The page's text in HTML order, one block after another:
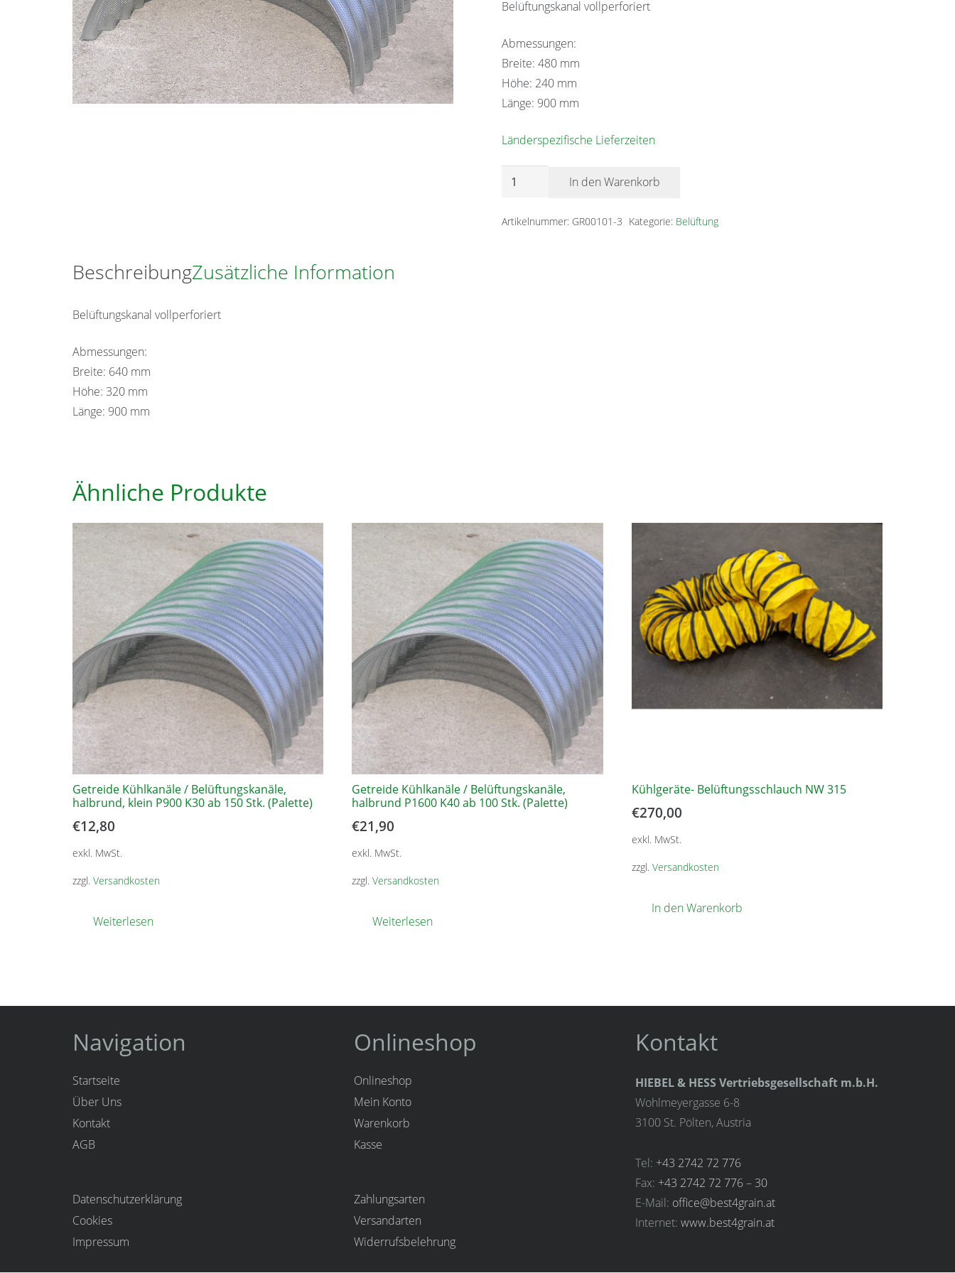
Belüftungskanal vollperforiert
Abmessungen:
Breite: 480 mm
Höhe: 240 mm
Länge: 900 mm
Länderspezifische Lieferzeiten
Getreide
/
In den Warenkorb
Artikelnummer: GR00101-3 Kategorie: Belüftung
BeschreibungZusätzliche Information
Belüftungskanal vollperforiert
Abmessungen:
Breite: 640 mm
Höhe: 320 mm
Länge: 900 mm
Ähnliche Produkte
Getreide Kühlkanäle / Belüftungskanäle,
halbrund, klein P900 K30 ab 150 Stk. (Palette)
€12,80
exkl. MwSt.
zzgl. Versandkosten
Weiterlesen
Getreide Kühlkanäle / Belüftungskanäle,
halbrund P1600 K40 ab 100 Stk. (Palette)
€21,90
exkl. MwSt.
zzgl.Versandkosten
Weiterlesen
Kühlgeräte- Belüftungsschlauch NW 315
€270,00
exkl. MwSt.
zzgl. Versandkosten
In den Warenkorb
Navigation
Startseite
Über Uns
Kontakt
AGB
Datenschutzerklärung
Cookies
Impressum
Onlineshop
Onlineshop
Mein Konto
Warenkorb
Kasse
Zahlungsarten
Versandarten
Widerrufsbelehrung
Kontakt
HIEBEL & HESS Vertriebsgesellschaft m.b.H.
Wohlmeyergasse 6-8
3100 St. Pölten, Austria
Tel: +43 2742 72 776
Fax: +43 2742 72 776 – 30
E-Mail: office@best4grain.at
Internet: www.best4grain.at